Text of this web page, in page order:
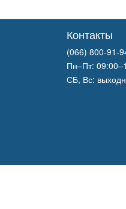
Контакты
(066) 800-91-
Пн–Пт:
СБ, Вс: